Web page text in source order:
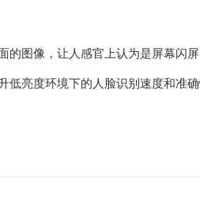
图像，让人感官上认为是屏幕闪
亮度环境下的人脸识别速度和准